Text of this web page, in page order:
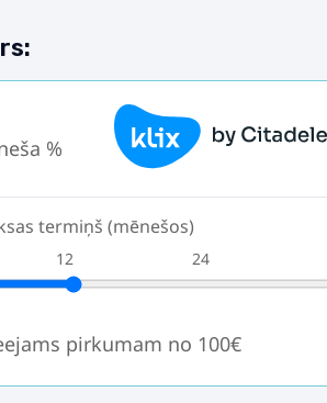
%
termiņš (mēnešos)
12 24
pirkumam no 100€